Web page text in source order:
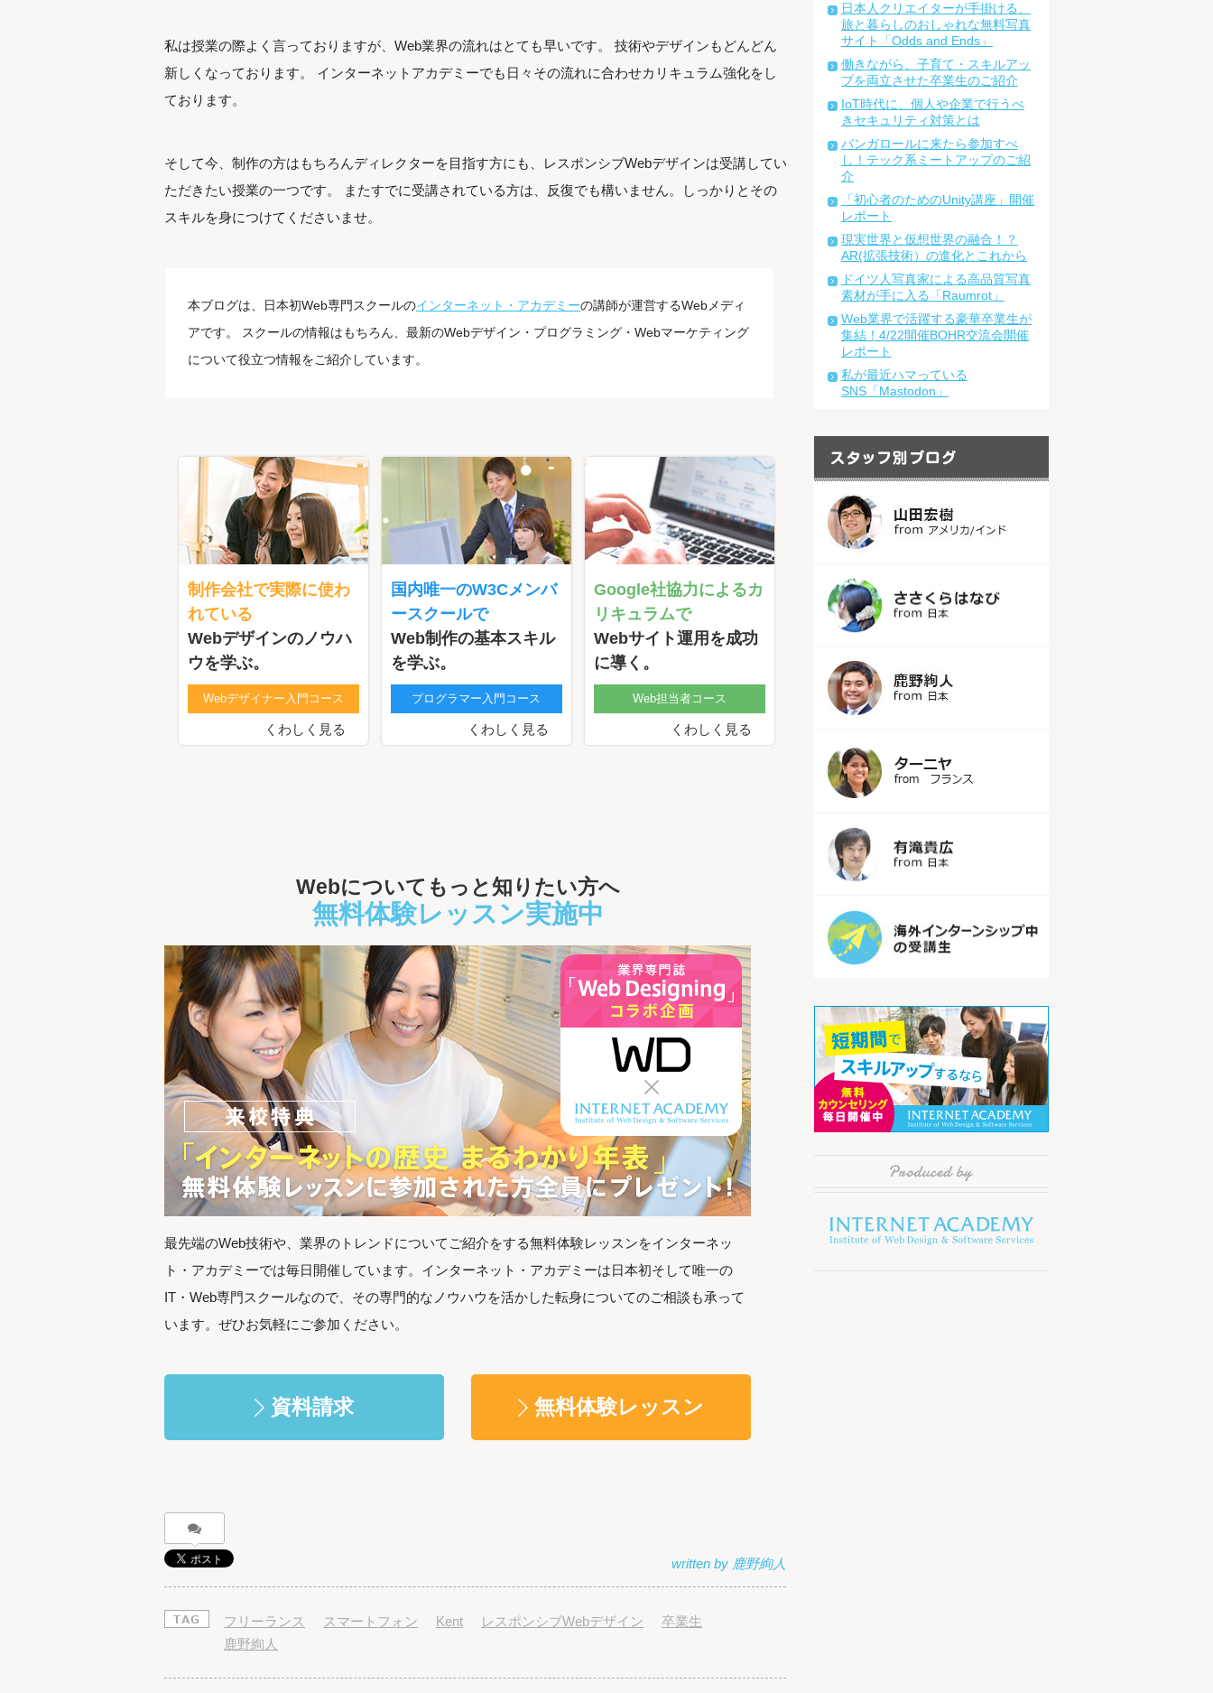
私は授業の際よく言っておりますが、Web業界の流れはとても早いです。 技術やデザインもどんどん
新しくなっております。 インターネットアカデミーでも日々その流れに合わせカリキュラム強化をし
ております。
そして今、制作の方はもちろんディレクターを目指す方にも、レスポンシブWebデザインは受講してい
ただきたい授業の一つです。 またすでに受講されている方は、反復でも構いません。しっかりとその
スキルを身につけてくださいませ。
本ブログは、日本初Web専門スクールのインターネット・アカデミーの講師が運営するWebメディ
アです。 スクールの情報はもちろん、最新のWebデザイン・プログラミング・Webマーケティング
について役立つ情報をご紹介しています。
制作会社で実際に使わ
れている
Webデザインのノウハ
ウを学ぶ。
Webデザイナー入門コース
くわしく見る
国内唯一のW3Cメンバ
ースクールで
Web制作の基本スキル
を学ぶ。
プログラマー入門コース
くわしく見る
Google社協力によるカ
リキュラムで
Webサイト運用を成功
に導く。
Web担当者コース
くわしく見る
Webについてもっと知りたい方へ
無料体験レッスン実施中
最先端のWeb技術や、業界のトレンドについてご紹介をする無料体験レッスンをインターネッ
ト・アカデミーでは毎日開催しています。インターネット・アカデミーは日本初そして唯一の
IT・Web専門スクールなので、その専門的なノウハウを活かした転身についてのご相談も承って
います。ぜひお気軽にご参加ください。
資料請求 無料体験レッスン
フリーランス スマートフォン Kent レスポンシブWebデザイン
卒業生
鹿野絢人
日本人クリエイターが手掛ける、
旅と暮らしのおしゃれな無料写真
サイト「Odds and Ends」
働きながら、子育て・スキルアッ
プを両立させた卒業生のご紹介
IoT時代に、個人や企業で行うべ
きセキュリティ対策とは
バンガロールに来たら参加すべ
し！テック系ミートアップのご紹
介
「初心者のためのUnity講座」開催
レポート
現実世界と仮想世界の融合！？
AR(拡張技術）の進化とこれから
ドイツ人写真家による高品質写真
素材が手に入る「Raumrot」
Web業界で活躍する豪華卒業生が
集結！4/22開催BOHR交流会開催
レポート
私が最近ハマっている
SNS「Mastodon」